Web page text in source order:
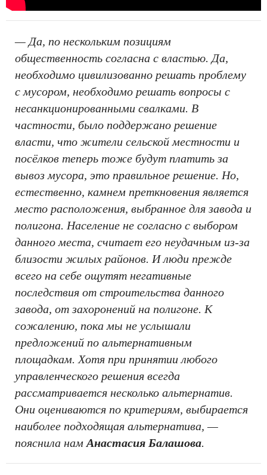
— Да, по нескольким позициям
общественность согласна с властью. Да,
необходимо цивилизованно решать проблему
с мусором, необходимо решать вопросы с
несанкционированными свалками. В
частности, было поддержано решение
власти, что жители сельской местности и
посёлков теперь тоже будут платить за
вывоз мусора, это правильное решение. Но,
естественно, камнем преткновения является
место расположения, выбранное для завода и
полигона. Население не согласно с выбором
данного места, считает его неудачным из-за
близости жилых районов. И люди прежде
всего на себе ощутят негативные
последствия от строительства данного
завода, от захоронений на полигоне. К
сожалению, пока мы не услышали
предложений по альтернативным
площадкам. Хотя при принятии любого
управленческого решения всегда
рассматривается несколько альтернатив.
Они оцениваются по критериям, выбирается
наиболее подходящая альтернатива, —
пояснила нам Анастасия Балашова.